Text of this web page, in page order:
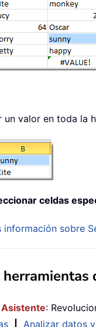
un valor en toda
celdas
información sobre
Asistente:
Analizar datos